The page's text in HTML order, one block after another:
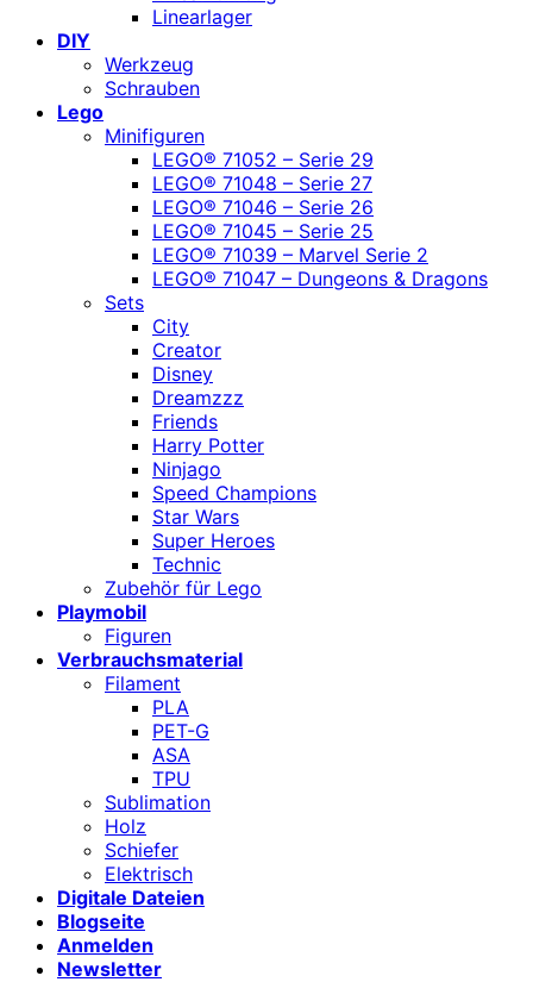
Linearlager
DIY
Werkzeug
Schrauben
Lego
Minifiguren
LEGO® 71052 – Serie 29
LEGO® 71048 – Serie 27
LEGO® 71046 – Serie 26
LEGO® 71045 – Serie 25
LEGO® 71039 – Marvel Serie 2
LEGO® 71047 – Dungeons & Dragons
Sets
City
Creator
Disney
Dreamzzz
Friends
Harry Potter
Ninjago
Speed Champions
Star Wars
Super Heroes
Technic
Zubehör für Lego
Playmobil
Figuren
Verbrauchsmaterial
Filament
PLA
PET-G
ASA
TPU
Sublimation
Holz
Schiefer
Elektrisch
Digitale Dateien
Blogseite
Anmelden
Newsletter